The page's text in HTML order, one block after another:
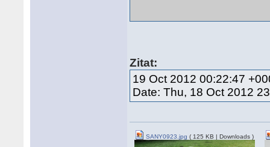
Zitat:
19 Oct 2012 00:22:47
Date: Thu, 18 Oct 2012
SANY0923.jpg ( 125 KB | Downloads )